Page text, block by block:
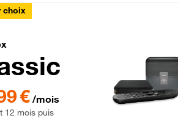
choix
Classic Fibre
par mois pendant 12 mois puis 42,99 € par
€/mois
12 mois puis